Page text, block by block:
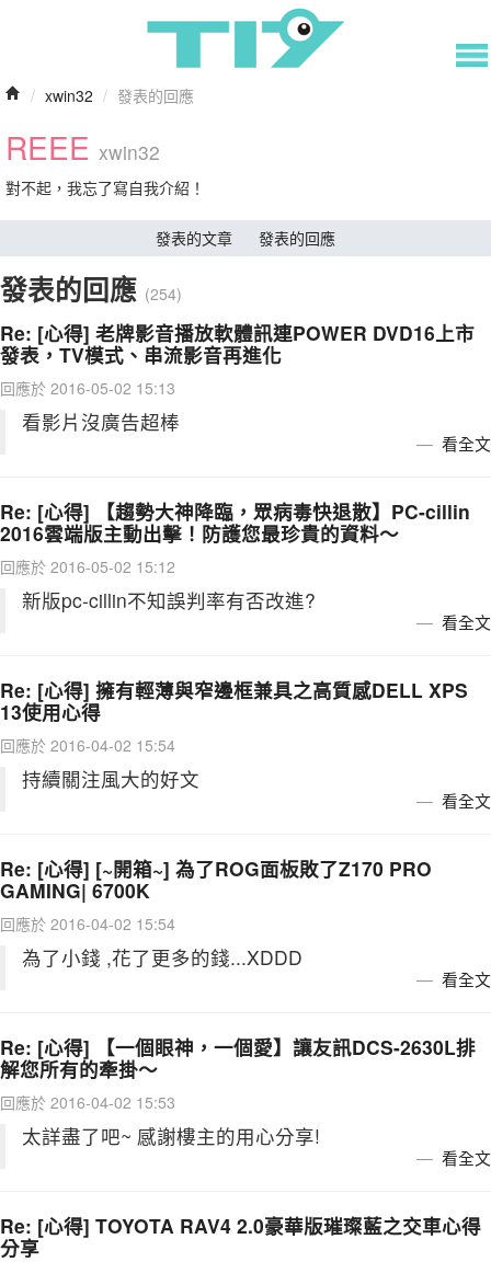
/ xwin32 / 發表的回應
REEE xwin32
對不起，我忘了寫自我介紹！
發表的文章 發表的回應
發表的回應 (254)
Re: [心得] 老牌影音播放軟體訊連POWER DVD16上市
發表，TV模式、串流影音再進化
回應於 2016-05-02 15:13
看影片沒廣告超棒
看全文
Re: [心得] 【趨勢大神降臨，眾病毒快退散】PC-cillin
2016雲端版主動出擊！防護您最珍貴的資料～
回應於 2016-05-02 15:12
新版pc-cillin不知誤判率有否改進?
看全文
Re: [心得] 擁有輕薄與窄邊框兼具之高質感DELL XPS
13使用心得
回應於 2016-04-02 15:54
持續關注風大的好文
看全文
Re: [心得] [~開箱~] 為了ROG面板敗了Z170 PRO
GAMING| 6700K
回應於 2016-04-02 15:54
為了小錢 ,花了更多的錢...XDDD
看全文
Re: [心得] 【一個眼神，一個愛】讓友訊DCS-2630L排
解您所有的牽掛～
回應於 2016-04-02 15:53
太詳盡了吧~ 感謝樓主的用心分享!
看全文
Re: [心得] TOYOTA RAV4 2.0豪華版璀璨藍之交車心得
分享